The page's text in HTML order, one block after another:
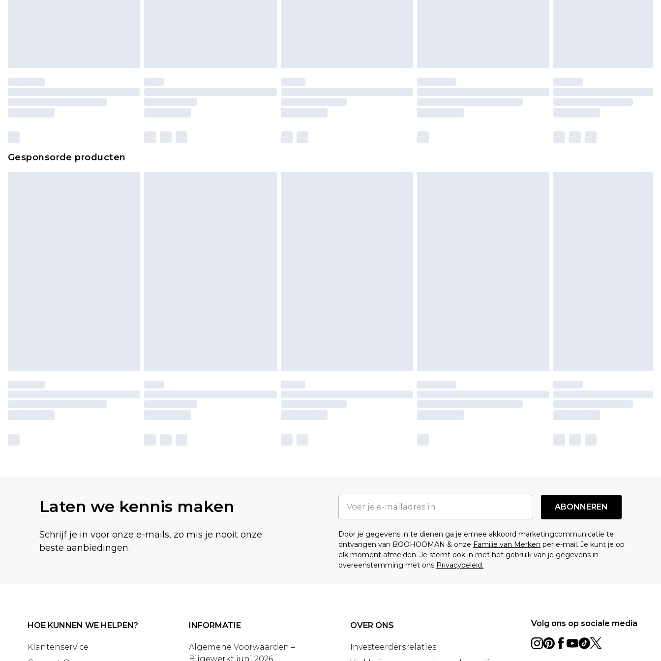
Gesponsorde producten
Laten we kennis maken
Schrijf je in voor onze e-mails, zo mis je nooit onze
beste aanbiedingen.
ABONNEREN
Door je gegevens in te dienen ga je ermee akkoord marketingcommunicatie te
ontvangen van BOOHOOMAN & onze Familie van Merken per e-mail. Je kunt je op
elk moment afmelden. Je stemt ook in met het gebruik van je gegevens in
overeenstemming met ons Privacybeleid.
HOE KUNNEN WE HELPEN?
Klantenservice
INFORMATIE
Algemene Voorwaarden –
Bijgewerkt juni 2026
OVER ONS
Investeerdersrelaties
Volg ons op sociale media